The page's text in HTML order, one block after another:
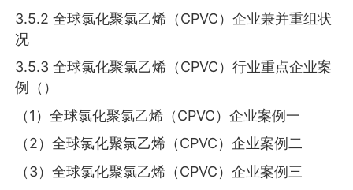
3.5.2 全球氯化聚氯乙烯（CPVC）企业兼并重组状
况
3.5.3 全球氯化聚氯乙烯（CPVC）行业重点企业案
例（）
（1）全球氯化聚氯乙烯（CPVC）企业案例一
（2）全球氯化聚氯乙烯（CPVC）企业案例二
（3）全球氯化聚氯乙烯（CPVC）企业案例三